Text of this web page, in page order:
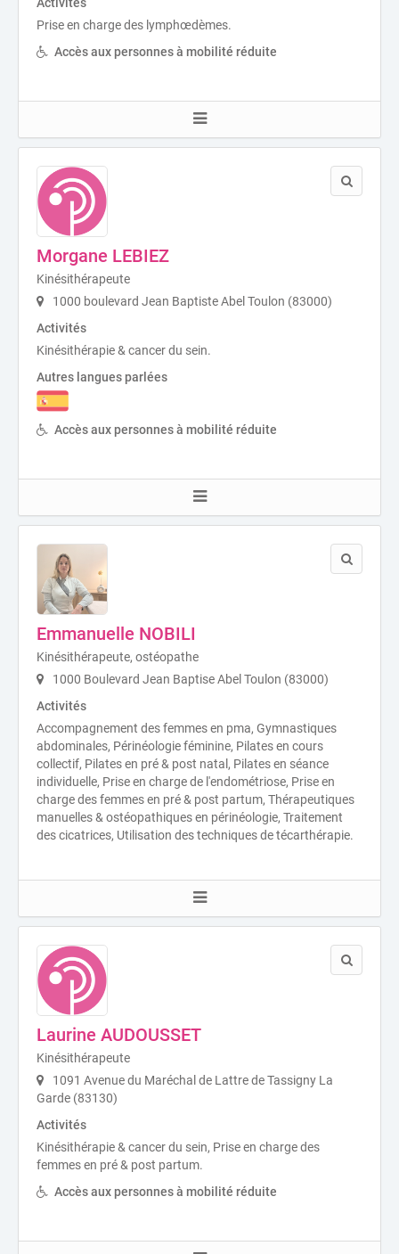
Prise en charge des lymphœdèmes.
Accès aux personnes à mobilité réduite
Morgane LEBIEZ
Kinésithérapeute
1000 boulevard Jean Baptiste Abel Toulon (83000)
Activités
Kinésithérapie & cancer du sein.
Autres langues parlées
Accès aux personnes à mobilité réduite
Emmanuelle NOBILI
Kinésithérapeute, ostéopathe
1000 Boulevard Jean Baptise Abel Toulon (83000)
Activités
Accompagnement des femmes en pma, Gymnastiques
abdominales, Périnéologie féminine, Pilates en cours
collectif, Pilates en pré & post natal, Pilates en séance
individuelle, Prise en charge de l'endométriose, Prise en
charge des femmes en pré & post partum, Thérapeutiques
manuelles & ostéopathiques en périnéologie, Traitement
des cicatrices, Utilisation des techniques de técarthérapie.
Laurine AUDOUSSET
Kinésithérapeute
1091 Avenue du Maréchal de Lattre de Tassigny La
Garde (83130)
Activités
Kinésithérapie & cancer du sein, Prise en charge des
femmes en pré & post partum.
Accès aux personnes à mobilité réduite